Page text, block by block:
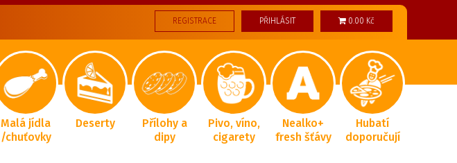
REGISTRACE PŘIHLÁSIT 0.00 Kč
Malá jídla
/chuťovky
Deserty
Přílohy a
dipy
Pivo, víno,
cigarety
Nealko+
fresh šťávy
Hubatí
doporučují